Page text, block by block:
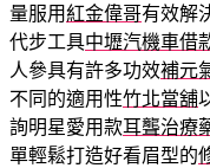
量服用紅金偉哥有效解
代步工具中壢汽機車借
人參具有許多功效補元
不同的適用性竹北當舖
詢明星愛用款耳聾治療
單輕鬆打造好看眉型的